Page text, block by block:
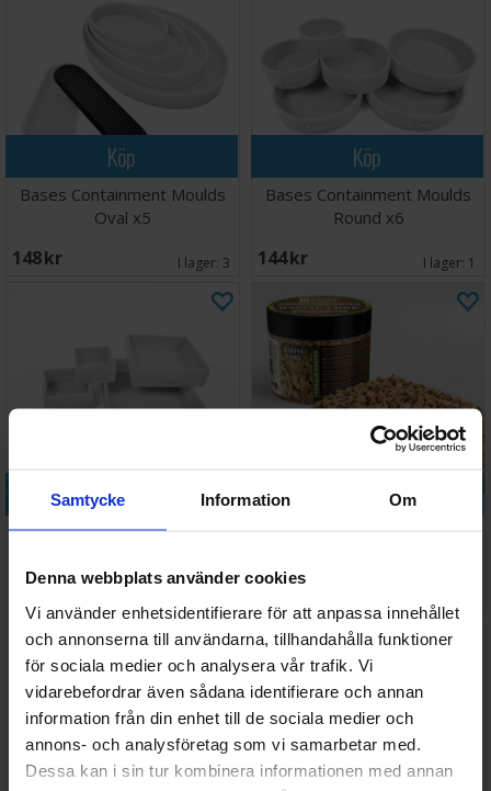
Samtycke Information Om
Denna webbplats använder cookies
Vi använder enhetsidentifierare för att anpassa innehållet
och annonserna till användarna, tillhandahålla funktioner
för sociala medier och analysera vår trafik. Vi
vidarebefordrar även sådana identifierare och annan
information från din enhet till de sociala medier och
annons- och analysföretag som vi samarbetar med.
Dessa kan i sin tur kombinera informationen med annan
Köp
Bases Containment Moulds
Oval x5
148 SEK I lager: 3
Köp
Bases Containment Moulds
Round x6
144 SEK I lager: 1
Köp
Bases Containment Moulds
2026-08-21